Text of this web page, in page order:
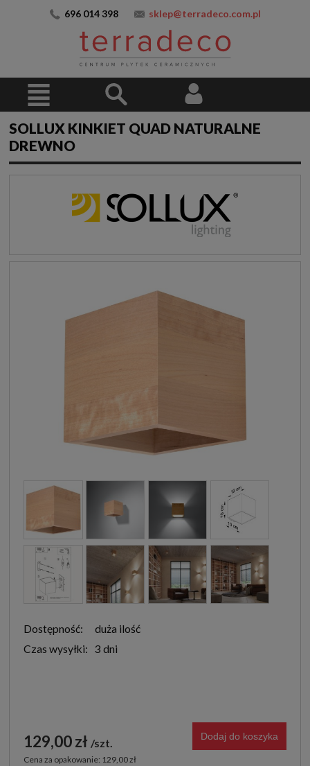
696 014 398 sklep@terradeco.com.pl
SOLLUX KINKIET QUAD NATURALNE
DREWNO
Dostępność:
duża ilość
Czas wysyłki: 3 dni
129,00 zł szt.
Cena za opakowanie: 129,00 zł
Dodaj do koszyka